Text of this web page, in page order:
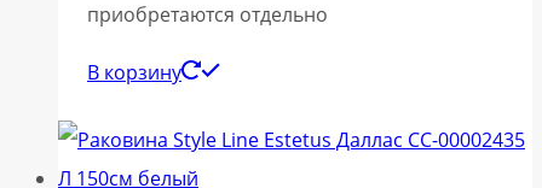
приобретаются отдельно
В корзину